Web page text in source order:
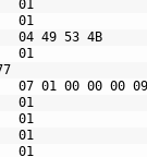
00 00 09